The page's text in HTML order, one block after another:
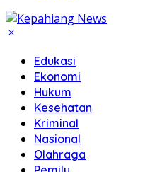
Edukasi
Ekonomi
Hukum
Kesehatan
Kriminal
Nasional
Olahraga